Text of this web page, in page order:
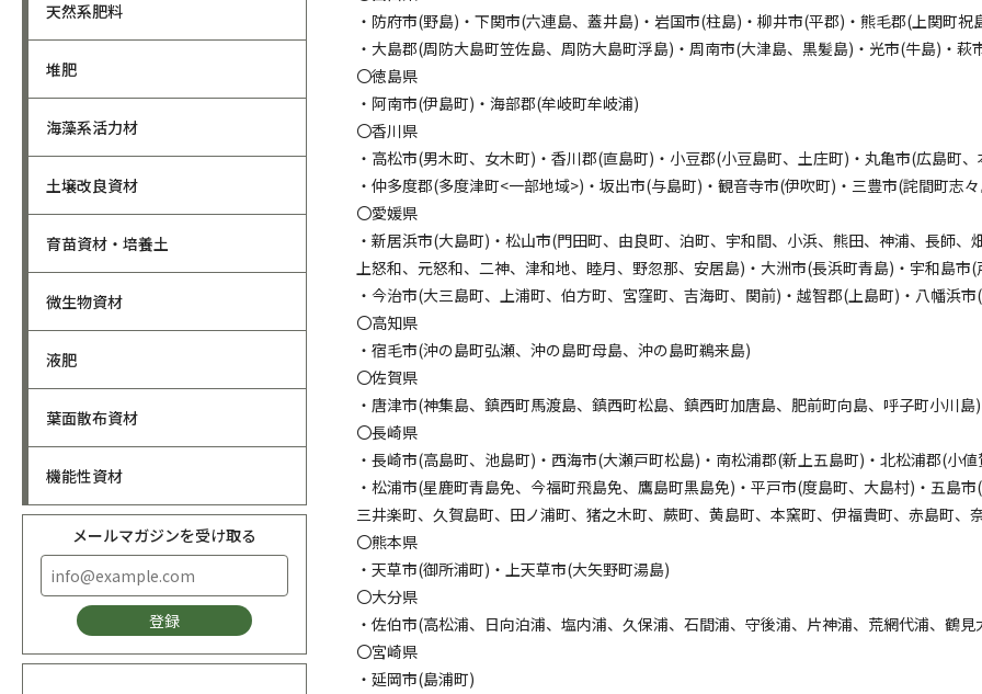
天然系肥料
堆肥
海藻系活力材
土壌改良資材
育苗資材・培養土
微生物資材
液肥
葉面散布資材
機能性資材
メールマガジンを受け取る
登録
・防府市(野島)・下関市(六連島、蓋井島)・岩国市(柱島)・柳井市(平郡)・熊毛郡(上関町
・大島郡(周防大島町笠佐島、周防大島町浮島)・周南市(大津島、黒髪島)・光市(牛島)・萩
〇徳島県
・阿南市(伊島町)・海部郡(牟岐町牟岐浦)
〇香川県
・高松市(男木町、女木町)・香川郡(直島町)・小豆郡(小豆島町、土庄町)・丸亀市(広島町
・仲多度郡(多度津町<一部地域>)・坂出市(与島町)・観音寺市(伊吹町)・三豊市(詫間町志
〇愛媛県
・新居浜市(大島町)・松山市(門田町、由良町、泊町、宇和間、小浜、熊田、神浦、長師
上怒和、元怒和、二神、津和地、睦月、野忽那、安居島)・大洲市(長浜町青島)・宇和島市
・今治市(大三島町、上浦町、伯方町、宮窪町、吉海町、関前)・越智郡(上島町)・八幡浜市
〇高知県
・宿毛市(沖の島町弘瀬、沖の島町母島、沖の島町鵜来島)
〇佐賀県
・唐津市(神集島、鎮西町馬渡島、鎮西町松島、鎮西町加唐島、肥前町向島、呼子町小川島)
〇長崎県
・長崎市(高島町、池島町)・西海市(大瀬戸町松島)・南松浦郡(新上五島町)・北松浦郡(小
・松浦市(星鹿町青島免、今福町飛島免、鷹島町黒島免)・平戸市(度島町、大島村)・五島
三井楽町、久賀島町、田ノ浦町、猪之木町、蕨町、黄島町、本窯町、伊福貴町、赤島町、
〇熊本県
・天草市(御所浦町)・上天草市(大矢野町湯島)
〇大分県
・佐伯市(高松浦、日向泊浦、塩内浦、久保浦、石間浦、守後浦、片神浦、荒網代浦、鶴
〇宮崎県
・延岡市(島浦町)